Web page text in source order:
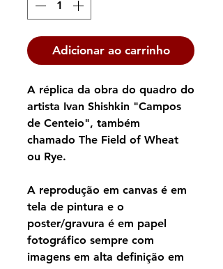
Adicionar ao carrinho
A réplica da obra do quadro do
artista Ivan Shishkin "Campos
de Centeio", também
chamado The Field of Wheat
ou Rye.
A reprodução em canvas é em
tela de pintura e o
poster/gravura é em papel
fotográfico sempre com
imagens em alta definição em